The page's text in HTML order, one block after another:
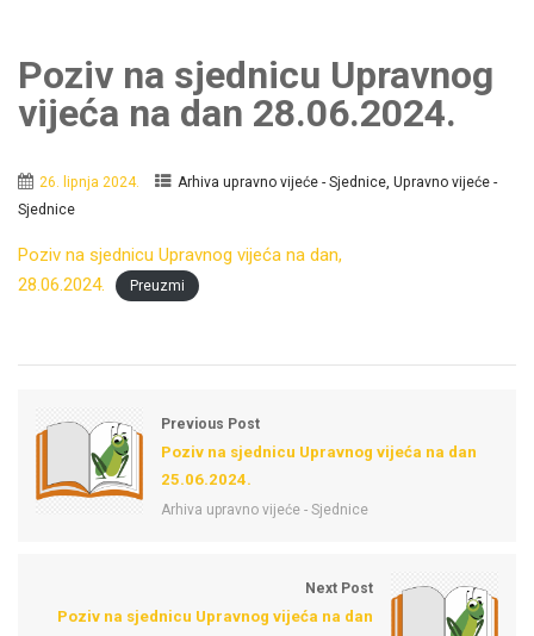
Poziv na sjednicu Upravnog
vijeća na dan 28.06.2024.
26. lipnja 2024. Arhiva upravno vijeće - Sjednice Upravno vijeće -
Sjednice
Poziv na sjednicu Upravnog vijeća na dan,
28.06.2024.
Preuzmi
Previous Post
Poziv na sjednicu Upravnog vijeća na dan
25.06.2024.
Arhiva upravno vijeće - Sjednice
Next Post
Poziv na sjednicu Upravnog vijeća na dan